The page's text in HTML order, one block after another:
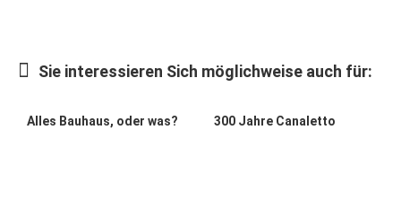
Lifestyle
Podcast
Sie interessieren Sich möglichweise auch für:
Alles Bauhaus, oder was? 300 Jahre Canaletto